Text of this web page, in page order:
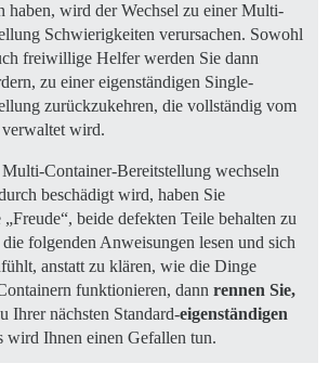
haben, wird der Wechsel zu einer Multi-
Schwierigkeiten verursachen. Sowohl
freiwillige Helfer werden Sie dann
zu einer eigenständigen Single-
zurückzukehren, die vollständig vom
wird.
Container-Bereitstellung wechseln
beschädigt wird, haben Sie
beide defekten Teile behalten zu
folgenden Anweisungen lesen und sich
anstatt zu klären, wie die Dinge
funktionieren, dann rennen Sie,
Ihrer nächsten Standard-eigenständigen
wird Ihnen einen Gefallen tun.